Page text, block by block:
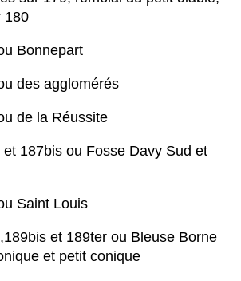
180
Bonnepart
des agglomérés
de la Réussite
et 187bis ou Fosse Davy Sud et
Saint Louis
et 189ter ou Bleuse Borne
et petit conique